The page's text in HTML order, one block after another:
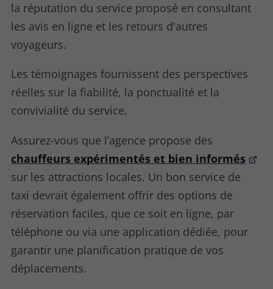
la réputation du service proposé en consultant
les avis en ligne et les retours d'autres
voyageurs.
Les témoignages fournissent des perspectives
réelles sur la fiabilité, la ponctualité et la
convivialité du service.
Assurez-vous que l’agence propose des
chauffeurs expérimentés et bien informés
sur les attractions locales. Un bon service de
taxi devrait également offrir des options de
réservation faciles, que ce soit en ligne, par
téléphone ou via une application dédiée, pour
garantir une planification pratique de vos
déplacements.